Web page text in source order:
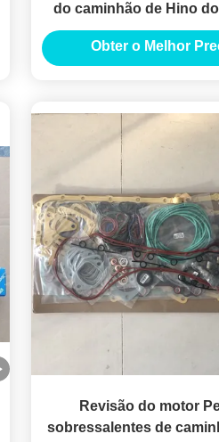
do caminhão de Hino
entrada para o motor
Obter o Melhor
Revisão do motor
sobressalentes de